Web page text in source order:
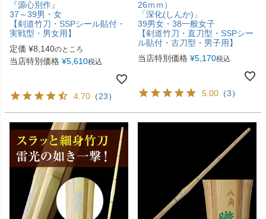
『源心別作』
37～39男・女
【剣道竹刀・SSPシール貼付・
実戦型・男女用】
定価 ¥8,140のところ
当店特別価格 ¥5,610税込
4.70 （23）
26ｍｍ）
「深化(しんか)」
39男女・38一般女子
【剣道竹刀・直刀型・SSPシー
ル貼付・古刀型・男子用】
当店特別価格 ¥5,170税込
5.00 （3）